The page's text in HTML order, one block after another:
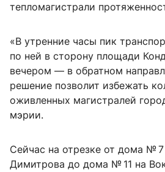
тепломагистрали
«В утренние часы пик
по ней в сторону площади
вечером — в обратном
решение позволит избежать
оживленных магистралей
мэрии.
Сейчас на отрезке от дома №
Димитрова до дома № 11 на